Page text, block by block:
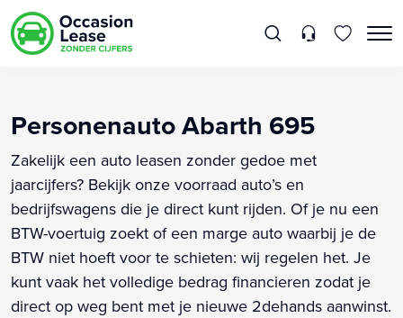
Personenauto Abarth 695
Zakelijk een auto leasen zonder gedoe met
jaarcijfers? Bekijk onze voorraad auto’s en
bedrijfswagens die je direct kunt rijden. Of je nu een
BTW-voertuig zoekt of een marge auto waarbij je de
BTW niet hoeft voor te schieten: wij regelen het. Je
kunt vaak het volledige bedrag financieren zodat je
direct op weg bent met je nieuwe 2dehands aanwinst.